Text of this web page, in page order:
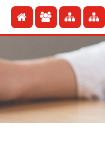
Przejdź do
Przejdź do